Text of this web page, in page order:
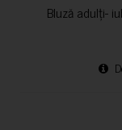
Bluză adulți-